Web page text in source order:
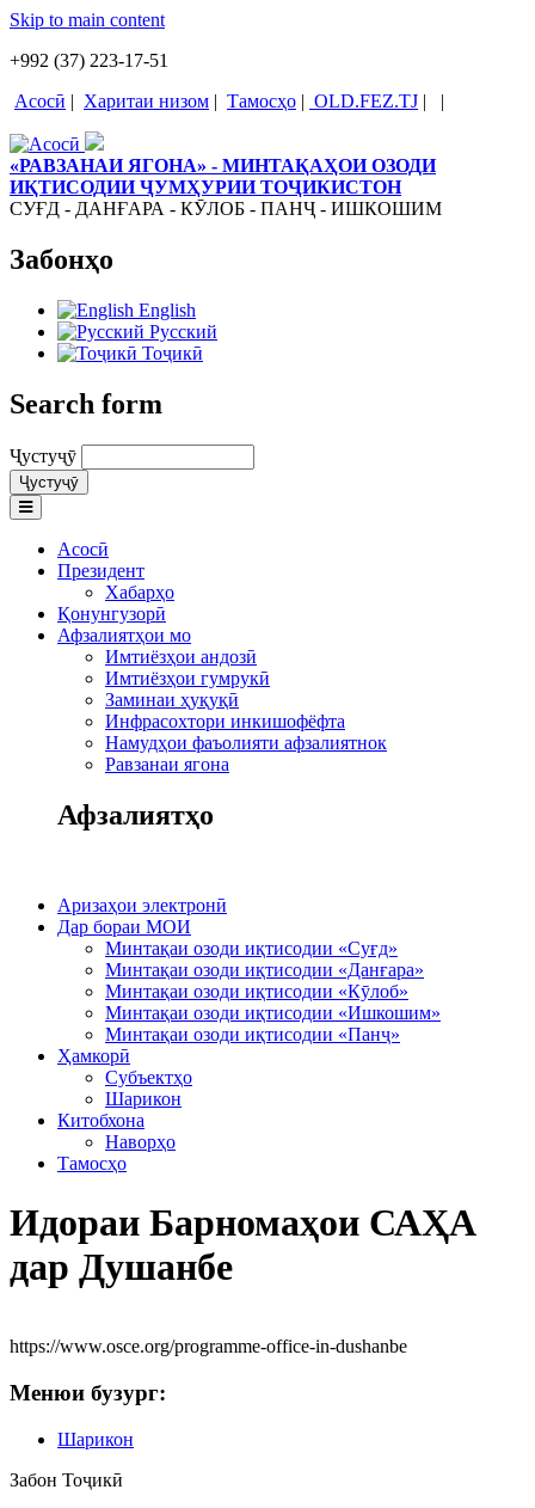
Skip to main content
+992 (37) 223-17-51
Асосӣ | Харитаи низом | Тамосҳо | OLD.FEZ.TJ | |
«РАВЗАНАИ ЯГОНА» - МИНТАҚАҲОИ ОЗОДИ
ИҚТИСОДИИ ҶУМҲУРИИ ТОҶИКИСТОН
СУҒД - ДАНҒАРА - КӮЛОБ - ПАНҶ - ИШКОШИМ
Забонҳо
English
Русский
Тоҷикӣ
Search form
Ҷустуҷӯ
Асосӣ
Президент
Хабарҳо
Қонунгузорӣ
Афзалиятҳои мо
Имтиёзҳои андозӣ
Имтиёзҳои гумрукӣ
Заминаи ҳуқуқӣ
Инфрасохтори инкишофёфта
Намудҳои фаъолияти афзалиятнок
Равзанаи ягона
Афзалиятҳо
Аризаҳои электронӣ
Дар бораи МОИ
Минтақаи озоди иқтисодии «Суғд»
Минтақаи озоди иқтисодии «Данғара»
Минтақаи озоди иқтисодии «Кӯлоб»
Минтақаи озоди иқтисодии «Ишкошим»
Минтақаи озоди иқтисодии «Панҷ»
Ҳамкорӣ
Субъектҳо
Шарикон
Китобхона
Наворҳо
Тамосҳо
Идораи Барномаҳои САҲА
дар Душанбе
https://www.osce.org/programme-office-in-dushanbe
Менюи бузург:
Шарикон
Забон Тоҷикӣ